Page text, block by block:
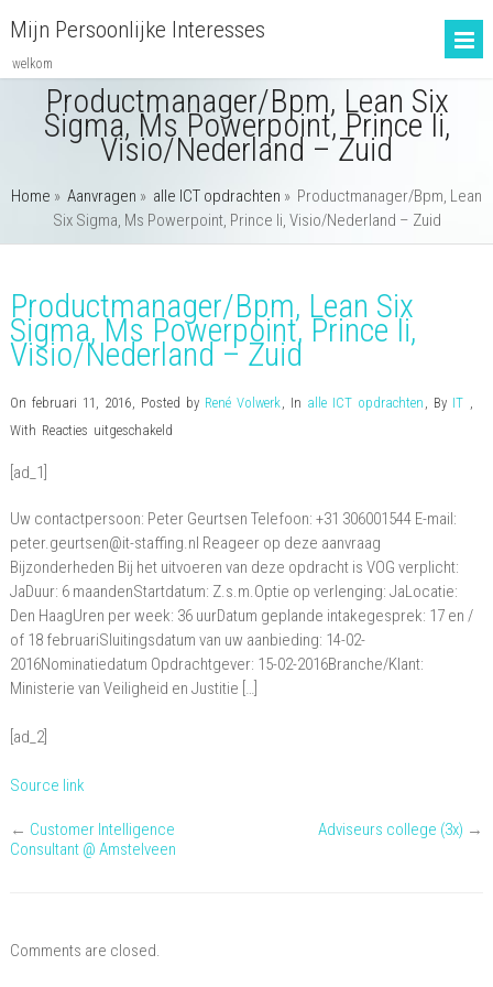
Mijn Persoonlijke Interesses
welkom
Productmanager/Bpm, Lean Six
Sigma, Ms Powerpoint, Prince Ii,
Visio/Nederland – Zuid
Home » Aanvragen » alle ICT opdrachten » Productmanager/Bpm, Lean
Six Sigma, Ms Powerpoint, Prince Ii, Visio/Nederland – Zuid
Productmanager/Bpm, Lean Six
Sigma, Ms Powerpoint, Prince Ii,
Visio/Nederland – Zuid
On februari 11, 2016, Posted by René Volwerk, In alle ICT opdrachten , By IT ,
With Reacties uitgeschakeldvoor
Six
Sigma,
Ms
Powerpoint,
Prince
Ii,
Visio/Nederland
[ad_1]
Uw contactpersoon: Peter Geurtsen Telefoon: +31 306001544 E-mail:
peter.geurtsen@it-staffing.nl Reageer op deze aanvraag
Bijzonderheden Bij het uitvoeren van deze opdracht is VOG verplicht:
JaDuur: 6 maandenStartdatum: Z.s.m.Optie op verlenging: JaLocatie:
Den HaagUren per week: 36 uurDatum geplande intakegesprek: 17 en /
of 18 februariSluitingsdatum van uw aanbieding: 14-02-
2016Nominatiedatum Opdrachtgever: 15-02-2016Branche/Klant:
Ministerie van Veiligheid en Justitie […]
[ad_2]
Source link
← Customer Intelligence
Consultant @ Amstelveen
Adviseurs college (3x) →
Comments are closed.